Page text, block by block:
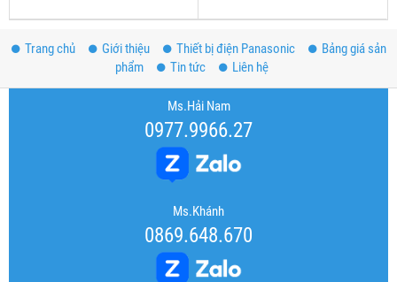
Trang chủ Giới thiệu Thiết bị điện Panasonic
Bảng giá sản
phẩm
Tin tức Liên hệ
Ms.Hải Nam
0977.9966.27
Ms.Khánh
0869.648.670